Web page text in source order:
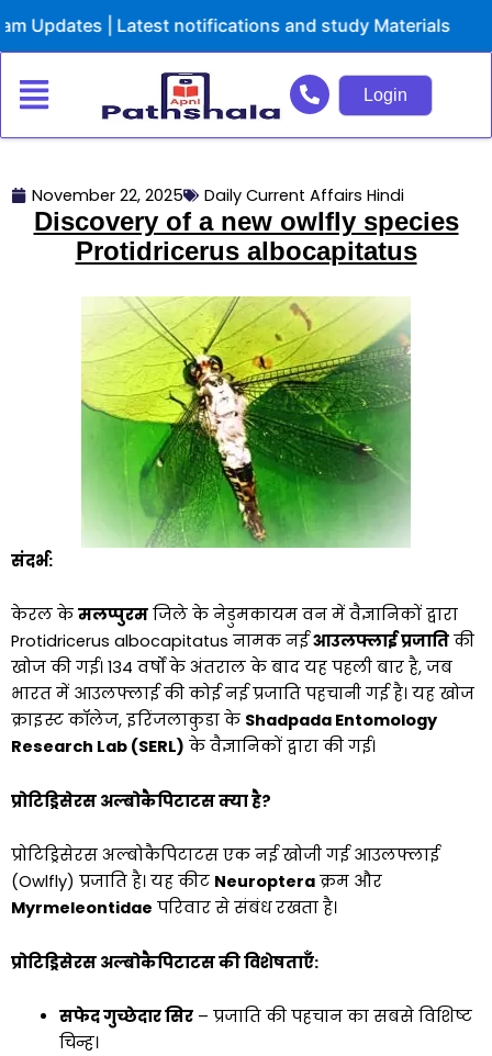
to
Updates | Latest notifications and study Materials
Login
November 22, 2025 Daily Current Affairs Hindi
Discovery of a new owlfly species
Protidricerus albocapitatus
संदर्भ:
केरल के मलप्पुरम जिले के नेडुमकायम वन में वैज्ञानिकों द्वारा
Protidricerus albocapitatus नामक नईआउलफ्लाई प्रजाति की
खोज की गई। 134 वर्षों के अंतराल के बाद यह पहली बार है, जब
भारत में आउलफ्लाई की कोई नई प्रजाति पहचानी गई है। यह खोज
क्राइस्ट कॉलेज, इरिंजलाकुडा के Shadpada Entomology
Research Lab (SERL) के वैज्ञानिकों द्वारा की गई।
प्रोटिड्रिसेरस अल्बोकैपिटाटस क्या है?
प्रोटिड्रिसेरस अल्बोकैपिटाटस एक नई खोजी गई आउलफ्लाई
(Owlfly) प्रजाति है। यह कीट Neuroptera क्रम और
Myrmeleontidae परिवार से संबंध रखता है।
प्रोटिड्रिसेरस अल्बोकैपिटाटस की विशेषताएँ:
सफेद गुच्छेदार सिर– प्रजाति की पहचान का सबसे विशिष्ट
चिन्ह।